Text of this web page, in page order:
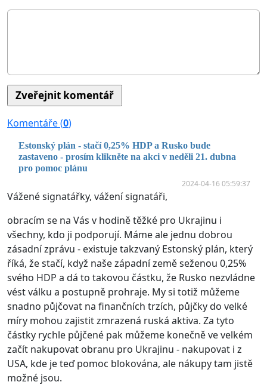
Komentáře (0)
Estonský plán - stačí 0,25% HDP a Rusko bude
zastaveno - prosím klikněte na akci v neděli 21. dubna
pro pomoc plánu
2024-04-16 05:59:37
Vážené signatářky, vážení signatáři,
obracím se na Vás v hodině těžké pro Ukrajinu i
všechny, kdo ji podporují. Máme ale jednu dobrou
zásadní zprávu - existuje takzvaný Estonský plán, který
říká, že stačí, když naše západní země seženou 0,25%
svého HDP a dá to takovou částku, že Rusko nezvládne
vést válku a postupně prohraje. My si totiž můžeme
snadno půjčovat na finančních trzích, půjčky do velké
míry mohou zajistit zmrazená ruská aktiva. Za tyto
částky rychle půjčené pak můžeme konečně ve velkém
začít nakupovat obranu pro Ukrajinu - nakupovat i z
USA, kde je teď pomoc blokována, ale nákupy tam jistě
možné jsou.